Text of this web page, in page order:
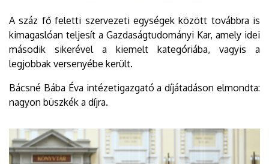
A száz fő feletti szervezeti egységek között továbbra is
kimagaslóan teljesít a Gazdaságtudományi Kar, amely idei
második sikerével a kiemelt kategóriába, vagyis a
legjobbak versenyébe került.
Bácsné Bába Éva intézetigazgató a díjátadáson elmondta:
nagyon büszkék a díjra.